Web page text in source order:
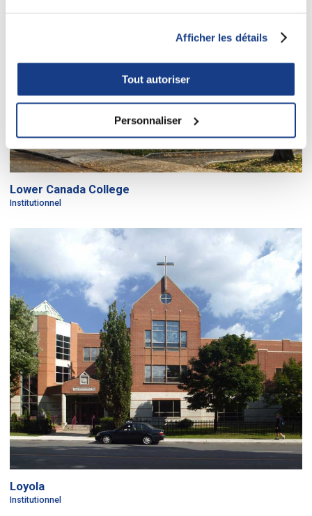
Afficher les détails
Tout autoriser
Personnaliser
Lower Canada College
Institutionnel
Loyola
Institutionnel